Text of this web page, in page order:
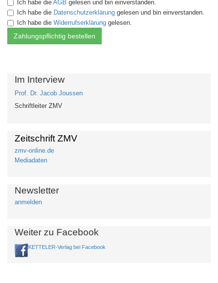
Ich habe die AGB gelesen und bin einverstanden.
Ich habe die Datenschutzerklärung gelesen und bin einverstanden.
Ich habe die Widerrufserklärung gelesen.
Im Interview
Prof. Dr. Jacob Joussen
Schriftleiter ZMV
Zeitschrift ZMV
zmv-online.de
Mediadaten
Newsletter
anmelden
Weiter zu Facebook
KETTELER-Verlag bei Facebook